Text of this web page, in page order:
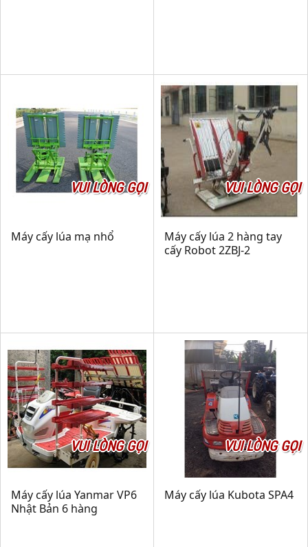
VUI LÒNG GỌI
Máy cấy lúa mạ nhổ
VUI LÒNG GỌI
Máy cấy lúa 2 hàng tay
cấy Robot 2ZBJ-2
VUI LÒNG GỌI
Máy cấy lúa Yanmar VP6
Nhật Bản 6 hàng
VUI LÒNG GỌI
Máy cấy lúa Kubota SPA4